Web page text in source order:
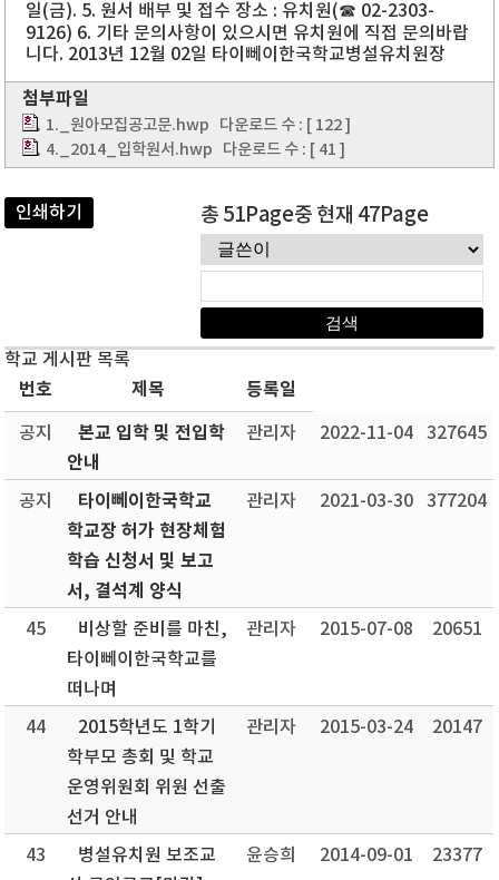
일(금). 5. 원서 배부 및 접수 장소 : 유치원(☎ 02-2303-
9126) 6. 기타 문의사항이 있으시면 유치원에 직접 문의바랍
니다. 2013년 12월 02일 타이뻬이한국학교병설유치원장
첨부파일
1._원아모집공고문.hwp 다운로드 수 : [ 122 ]
4._2014_입학원서.hwp 다운로드 수 : [ 41 ]
인쇄하기 총 51Page중 현재 47Page
학교 게시판 목록
번호 제목 등록일
공지
본교 입학 및 전입학
안내
관리자 2022-11-04 327645
공지
타이뻬이한국학교
학교장 허가 현장체험
학습 신청서 및 보고
서, 결석계 양식
관리자 2021-03-30 377204
45
비상할 준비를 마친,
타이뻬이한국학교를
떠나며
관리자 2015-07-08 20651
44
2015학년도 1학기
학부모 총회 및 학교
운영위원회 위원 선출
선거 안내
관리자 2015-03-24 20147
43
병설유치원 보조교
윤승희 2014-09-01 23377